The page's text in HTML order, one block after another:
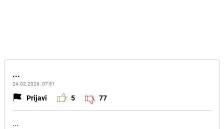
...
24.02.2026. 07:51
Prijavi 5 77
...